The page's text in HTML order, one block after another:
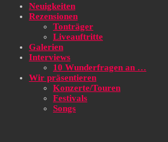
Neuigkeiten
Rezensionen
Tonträger
Liveauftritte
Galerien
Interviews
10 Wunderfragen an …
Wir präsentieren
Konzerte/Touren
Festivals
Songs